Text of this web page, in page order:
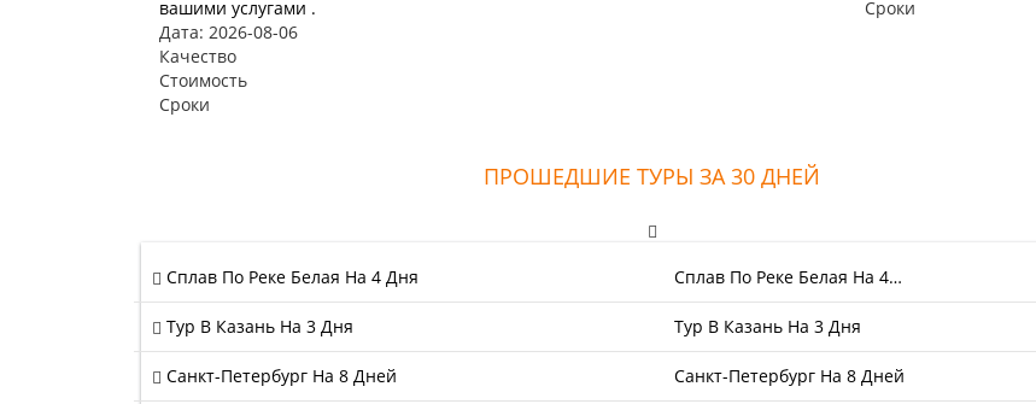
вашими услугами .
Дата: 2026-08-06
Качество
Стоимость
Сроки
Сроки
ПРОШЕДШИЕ ТУРЫ ЗА 30 ДНЕЙ
Сплав По Реке Белая На 4 Дня Сплав По Реке Белая На 4…
Тур В Казань На 3 Дня Тур В Казань На 3 Дня
Санкт-Петербург На 8 Дней Санкт-Петербург На 8 Дней